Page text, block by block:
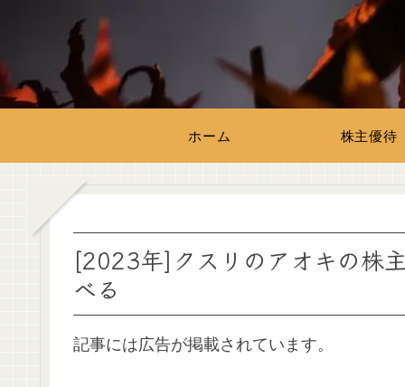
ホーム 株主優待
[2023年]クスリのアオキの株
べる
記事には広告が掲載されています。